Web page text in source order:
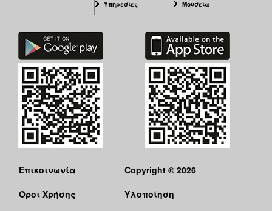
Υπηρεσίες
Μουσεία
Επικοινωνία
Όροι Χρήσης
Copyright © 2026
Υλοποίηση